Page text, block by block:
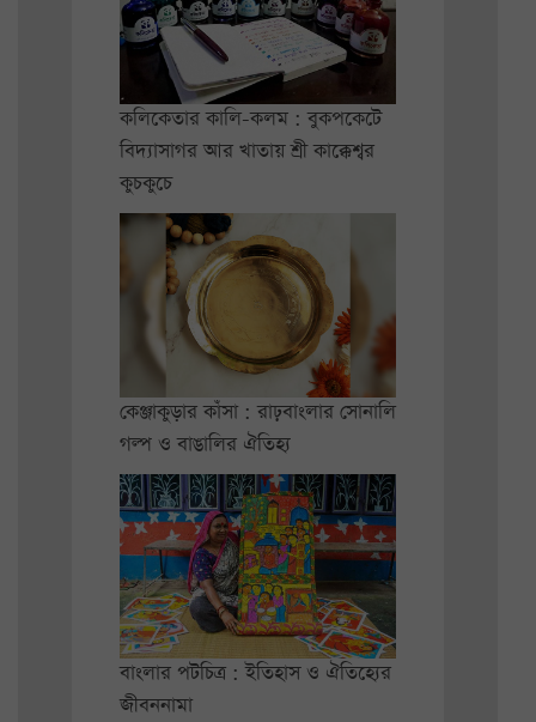
কলিকেতার কালি-কলম : বুকপকেটে
বিদ্যাসাগর আর খাতায় শ্রী কাক্কেশ্বর
কুচকুচে
কেঞ্জাকুড়ার কাঁসা : রাঢ়বাংলার সোনালি
গল্প ও বাঙালির ঐতিহ্য
বাংলার পটচিত্র : ইতিহাস ও ঐতিহ্যের
জীবননামা